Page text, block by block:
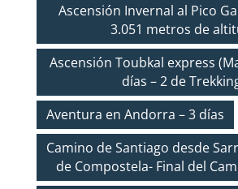
Ascensión Invernal al Pico
3.051 metros de
Ascensión Toubkal express
días – 2 de
Aventura en Andorra – 3 días
Camino de Santiago desde
de Compostela- Final del